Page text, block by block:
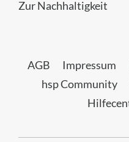
Zur Nachhaltigkeit
AGB Impressum
hsp Community